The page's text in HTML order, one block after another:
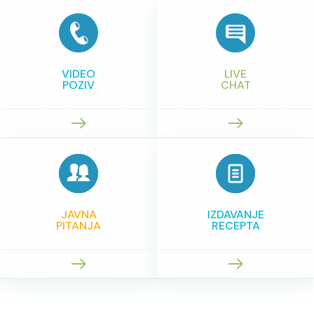
VIDEO
POZIV
LIVE
CHAT
JAVNA
PITANJA
IZDAVANJE
RECEPTA